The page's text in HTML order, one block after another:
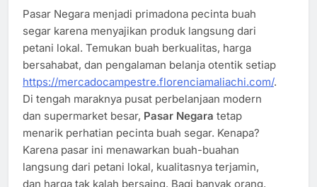
Pasar Negara menjadi primadona pecinta buah
segar karena menyajikan produk langsung dari
petani lokal. Temukan buah berkualitas, harga
bersahabat, dan pengalaman belanja otentik setiap
https://mercadocampestre.florenciamaliachi.com/.
Di tengah maraknya pusat perbelanjaan modern
dan supermarket besar, Pasar Negara tetap
menarik perhatian pecinta buah segar. Kenapa?
Karena pasar ini menawarkan buah-buahan
langsung dari petani lokal, kualitasnya terjamin,
dan harga tak kalah bersaing. Bagi banyak orang,